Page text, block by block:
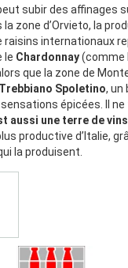
subir des affinages
la zone d’Orvieto, la
raisins internationaux
le Chardonnay(comme
que la zone de
Trebbiano Spoletino, un
épicées. Il
aussi une terre de
productive d’Italie,
la produisent.